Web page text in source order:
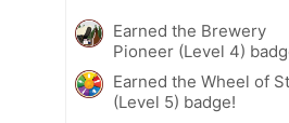
Earned the Brewery
Pioneer (Level 4)
Earned the Wheel of
(Level 5) badge!